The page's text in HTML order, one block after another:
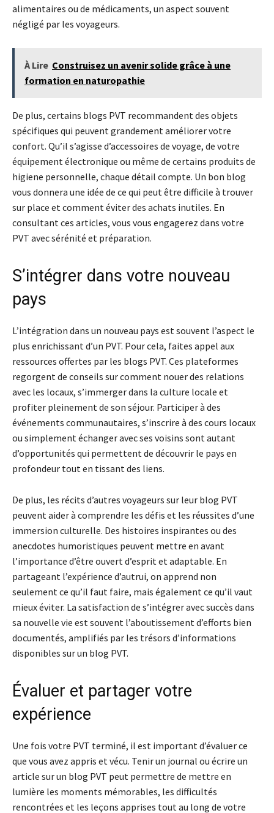
alimentaires ou de médicaments, un aspect souvent
négligé par les voyageurs.
À Lire Construisez un avenir solide grâce à une
formation en naturopathie
De plus, certains blogs PVT recommandent des objets
spécifiques qui peuvent grandement améliorer votre
confort. Qu’il s’agisse d’accessoires de voyage, de votre
équipement électronique ou même de certains produits de
higiene personnelle, chaque détail compte. Un bon blog
vous donnera une idée de ce qui peut être difficile à trouver
sur place et comment éviter des achats inutiles. En
consultant ces articles, vous vous engagerez dans votre
PVT avec sérénité et préparation.
S’intégrer dans votre nouveau
pays
L’intégration dans un nouveau pays est souvent l’aspect le
plus enrichissant d’un PVT. Pour cela, faites appel aux
ressources offertes par les blogs PVT. Ces plateformes
regorgent de conseils sur comment nouer des relations
avec les locaux, s’immerger dans la culture locale et
profiter pleinement de son séjour. Participer à des
événements communautaires, s’inscrire à des cours locaux
ou simplement échanger avec ses voisins sont autant
d’opportunités qui permettent de découvrir le pays en
profondeur tout en tissant des liens.
De plus, les récits d’autres voyageurs sur leur blog PVT
peuvent aider à comprendre les défis et les réussites d’une
immersion culturelle. Des histoires inspirantes ou des
anecdotes humoristiques peuvent mettre en avant
l’importance d’être ouvert d’esprit et adaptable. En
partageant l’expérience d’autrui, on apprend non
seulement ce qu’il faut faire, mais également ce qu’il vaut
mieux éviter. La satisfaction de s’intégrer avec succès dans
sa nouvelle vie est souvent l’aboutissement d’efforts bien
documentés, amplifiés par les trésors d’informations
disponibles sur un blog PVT.
Évaluer et partager votre
expérience
Une fois votre PVT terminé, il est important d’évaluer ce
que vous avez appris et vécu. Tenir un journal ou écrire un
article sur un blog PVT peut permettre de mettre en
lumière les moments mémorables, les difficultés
rencontrées et les leçons apprises tout au long de votre